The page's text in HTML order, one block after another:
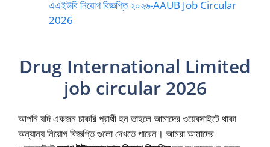
এএইউবি নিয়োগ বিজ্ঞপ্তি ২০২৬-AAUB Job Circular
2026
Drug International Limited
job circular 2026
আপনি যদি একজন চাকরি প্রার্থী হন তাহলে আমাদের ওয়েবসাইটে থাকা
অন্যান্য নিয়োগ বিজ্ঞপ্তি গুলো দেখতে পারেন। আমরা আমাদের